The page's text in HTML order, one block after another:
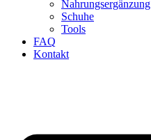
Nahrungsergänzung
Schuhe
Tools
FAQ
Kontakt